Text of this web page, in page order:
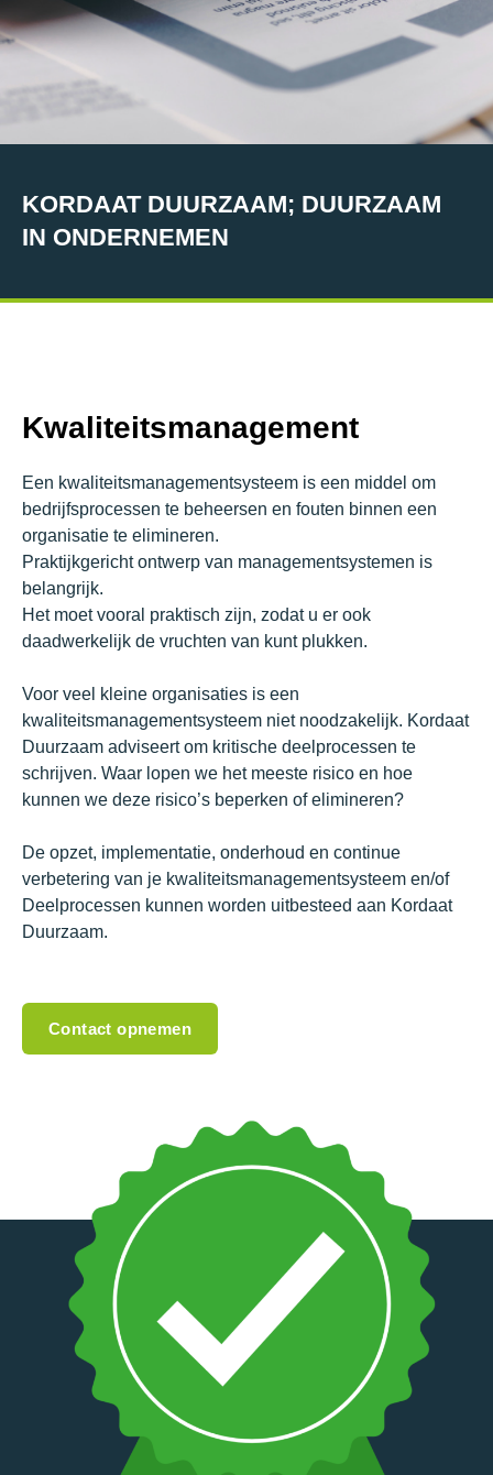
KORDAAT DUURZAAM; DUURZAAM
IN ONDERNEMEN
Kwaliteitsmanagement
Een kwaliteitsmanagementsysteem is een middel om
bedrijfsprocessen te beheersen en fouten binnen een
organisatie te elimineren.
Praktijkgericht ontwerp van managementsystemen is
belangrijk.
Het moet vooral praktisch zijn, zodat u er ook
daadwerkelijk de vruchten van kunt plukken.
Voor veel kleine organisaties is een
kwaliteitsmanagementsysteem nietnoodzakelijk. Kordaat
Duurzaam adviseert om kritische deelprocessen te
schrijven. Waar lopen we het meeste risico en hoe
kunnen we deze risico’s beperken of elimineren?
De opzet, implementatie, onderhoud en continue
verbetering van je kwaliteitsmanagementsysteem en/of
Deelprocessen kunnen worden uitbesteed aan Kordaat
Duurzaam.
Contact opnemen